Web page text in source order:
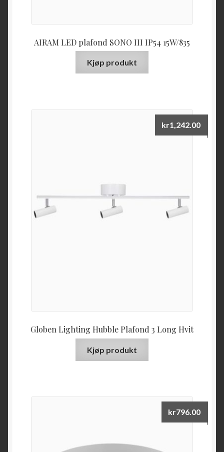
AIRAM LED plafond SONO III IP54 15W/835
Kjøp produkt
Globen Lighting Hubble Plafond 3 Long Hvit
kr1,242.00
Kjøp produkt
kr796.00